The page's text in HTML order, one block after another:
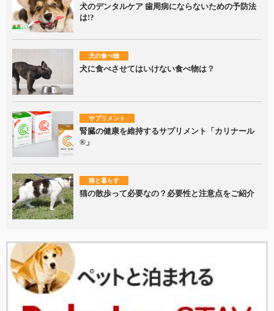
犬のデンタルケア 歯周病にならないための予防法
は!?
犬の食べ物
犬に食べさせてはいけない食べ物は？
サプリメント
腎臓の健康を維持するサプリメント「カリナール
®」
猫と暮らす
猫の散歩って必要なの？必要性と注意点をご紹介